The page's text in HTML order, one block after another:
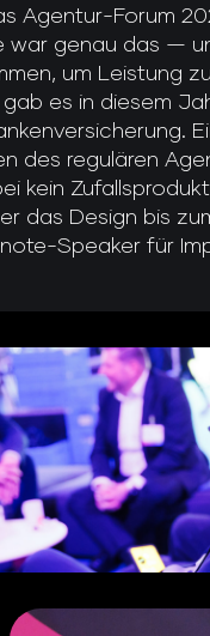
Agentur-Forum
war genau das —
um Leistung
es in diesem
des regulären
kein
das Design bis
Speaker für